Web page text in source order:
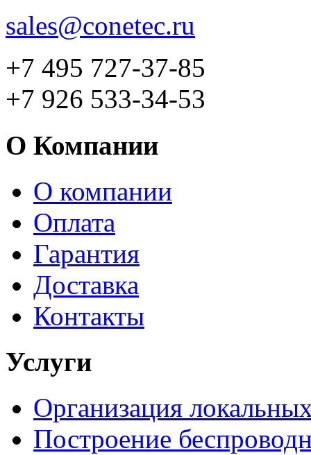
sales@conetec.ru
+7 495 727-37-85
+7 926 533-34-53
О Компании
О компании
Оплата
Гарантия
Доставка
Контакты
Услуги
Организация
Построение